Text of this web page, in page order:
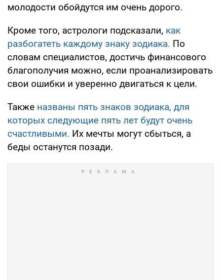
молодости обойдутся им очень дорого.
Кроме того, астрологи подсказали, как
разбогатеть каждому знаку зодиака. По
словам специалистов, достичь финансового
благополучия можно, если проанализировать
свои ошибки и уверенно двигаться к цели.
Также названы пять знаков зодиака, для
которых следующие пять лет будут очень
счастливыми. Их мечты могут сбыться, а
беды останутся позади.